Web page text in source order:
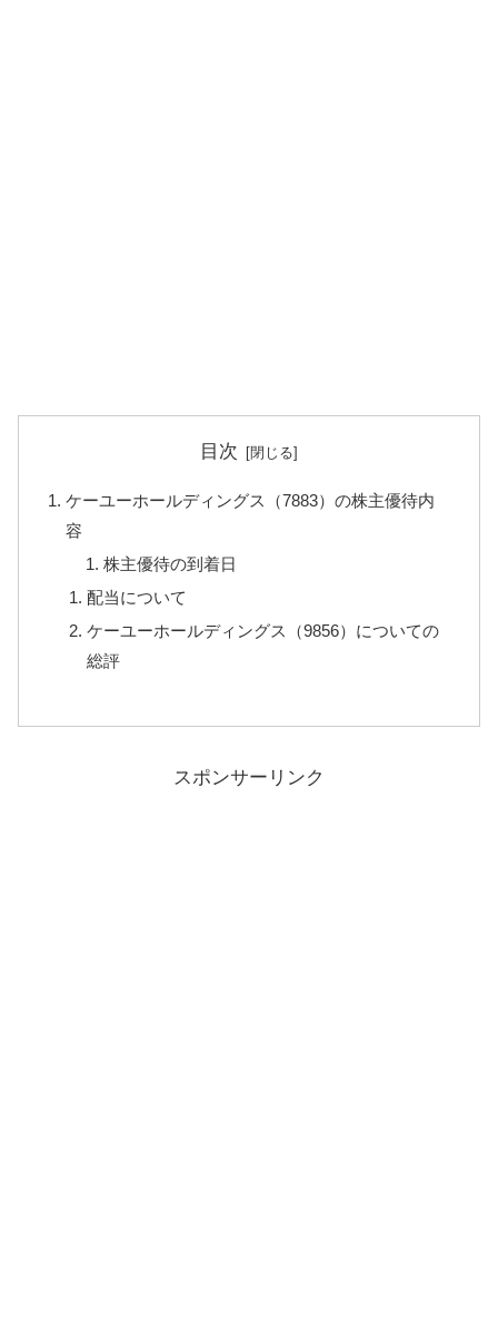
目次
ケーユーホールディングス（7883）の株主優待内
容
株主優待の到着日
配当について
ケーユーホールディングス（9856）についての
総評
スポンサーリンク